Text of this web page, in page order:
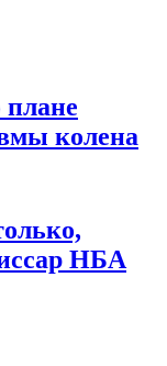
плане
колена
НБА